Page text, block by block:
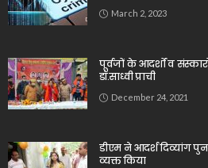
March 2, 2023
पूर्वजों के आदर्शों व
डॉ.साध्वी प्राची
December 24, 2021
डीएम ने आदर्श दिव्यांग
व्यक्त किया